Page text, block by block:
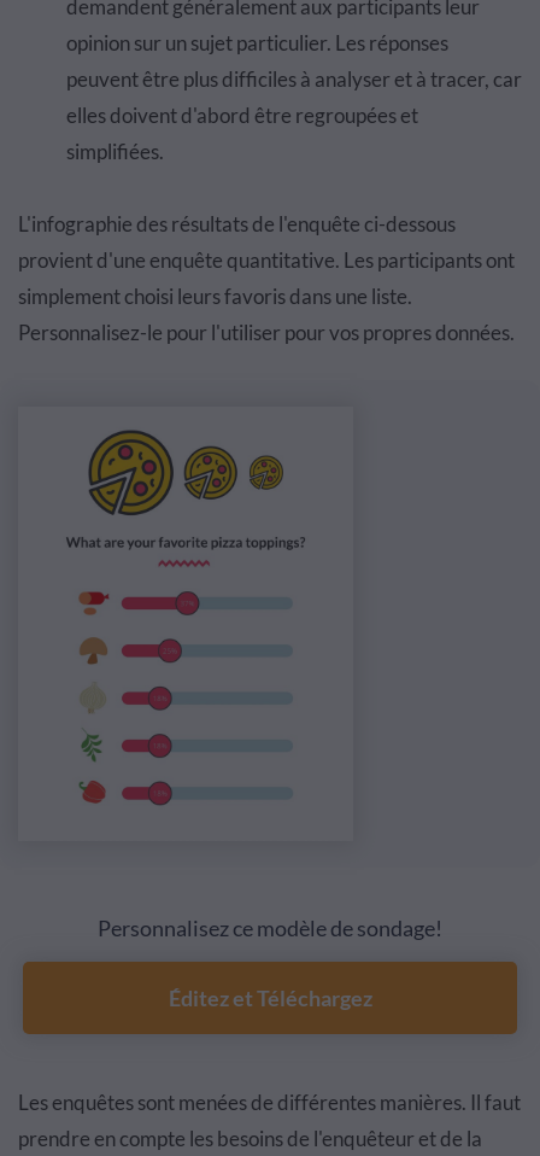
demandent généralementaux participants leur
opinion sur un sujet particulier. Les réponses
peuventêtre plus difficilesà analyser etàtracer, car
elles doivent d'abord être regroupées et
simplifiées.
L'infographie des résultats de l'enquête ci-dessous
provient d'une enquête quantitative. Lesparticipants ont
simplement choisi leurs favoris dans une liste.
Personnalisez-le pour l'utiliser pourvos propres données.
Personnalisez ce modèle de sondage!
Éditez et Téléchargez
Les enquêtes sont menées de différentes manières. Il faut
prendre en compte les besoins de l'enquêteur et de la